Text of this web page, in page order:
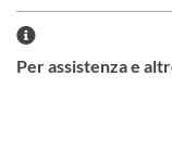
Per assistenza e